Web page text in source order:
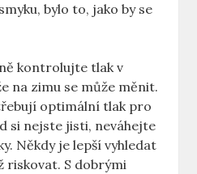
bylo to, jako by se
kontrolujte tlak v
na zimu se může měnit.
optimální tlak pro
si nejste jisti, neváhejte
Někdy je lepší vyhledat
riskovat. S dobrými